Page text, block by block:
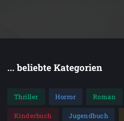
... beliebte Kategorien
Thriller Horror Roman
Kinderbuch Jugendbuch